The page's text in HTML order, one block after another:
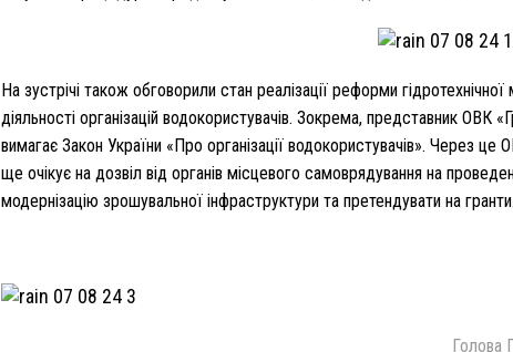
На зустрічі також обговорили стан реалізації реформи
діяльності організацій водокористувачів. Зокрема, представник
вимагає Закон України «Про організації водокористувачів». Через
ще очікує на дозвіл від органів місцевого самоврядування на
модернізацію зрошувальної інфраструктури та претендувати на гранти.
Голова